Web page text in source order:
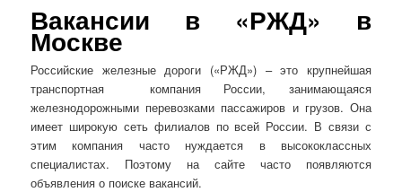
Вакансии в «РЖД» в
Москве
Российские железные дороги («РЖД») – это крупнейшая
транспортная ​ компания России, занимающаяся
железнодорожными перевозками пассажиров и грузов. Она
имеет широкую сеть филиалов по всей России.​ В связи с
этим компания часто нуждается в высококлассных
специалистах. Поэтому на сайте часто появляются
объявления о поиске вакансий.